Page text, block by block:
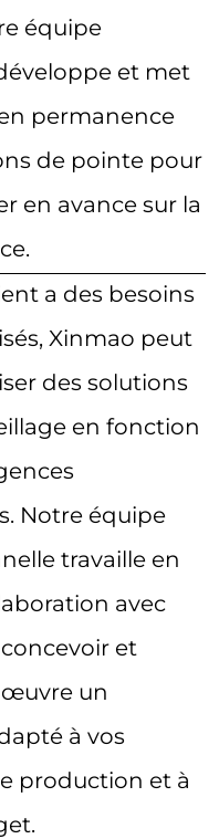
équipe
et met
permanence
de pointe pour
en avance sur la
a des besoins
Xinmao peut
des solutions
en fonction
Notre équipe
travaille en
avec
et
un
à vos
production et à